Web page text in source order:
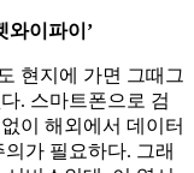
와이파이’
현지에 가면 그때그
. 스마트폰으로 검
이 해외에서 데이터
가 필요하다. 그래